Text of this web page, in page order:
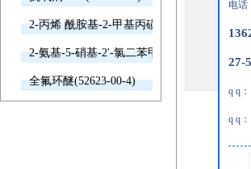
2-丙烯 酰胺基-2-甲基丙磺酸(15214-89-8)
2-氨基-5-硝基-2'-氯二苯甲酮(2011-66-7)
全氟环醚(52623-00-4)
电话
27-
q q：
q q：